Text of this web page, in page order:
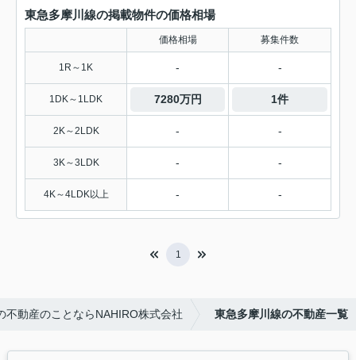
東急多摩川線の掲載物件の価格相場
価格相場 募集件数
1R～1K - -
1DK～1LDK 7280万円 1件
2K～2LDK - -
3K～3LDK - -
4K～4LDK以上 - -
1
不動産のことならNAHIRO株式会社 東急多摩川線の不動産一覧